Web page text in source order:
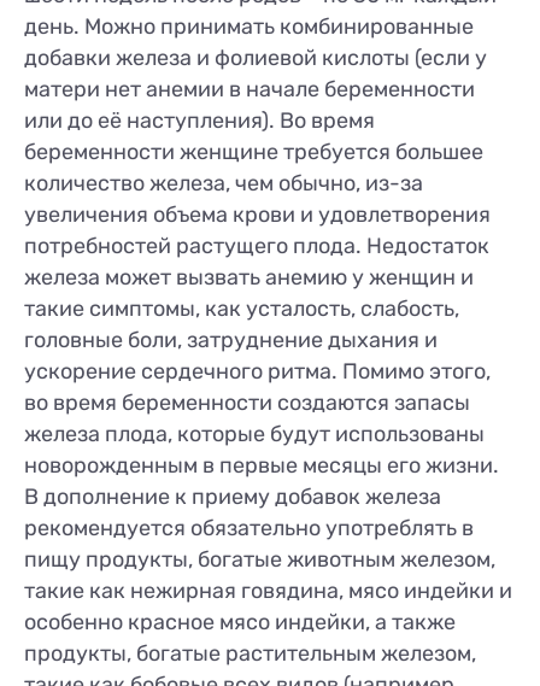
день. Можно принимать комбинированные
добавки железа и фолиевой кислоты (если у
матери нет анемии в начале беременности
или до её наступления). Во время
беременности женщине требуется большее
количество железа, чем обычно, из-за
увеличения объема крови и удовлетворения
потребностей растущего плода. Недостаток
железа может вызвать анемию у женщин и
такие симптомы, как усталость, слабость,
головные боли, затруднение дыхания и
ускорение сердечного ритма. Помимо этого,
во время беременности создаются запасы
железа плода, которые будут использованы
новорожденным в первые месяцы его жизни.
В дополнение к приему добавок железа
рекомендуется обязательно употреблять в
пищу продукты, богатые животным железом,
такие как нежирная говядина, мясо индейки и
особенно красное мясо индейки, а также
продукты, богатые растительным железом,